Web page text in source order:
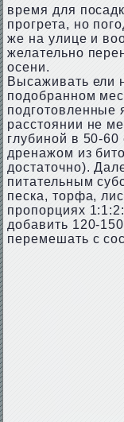
время для
прогрета, но
же на улице и
желательно
осени.
Высаживать ели
подобранном
расстоянии не
глубиной в 50-
дренажом из
достаточно).
питательным
песка, торфа,
пропорциях
добавить 120-
перемешать с